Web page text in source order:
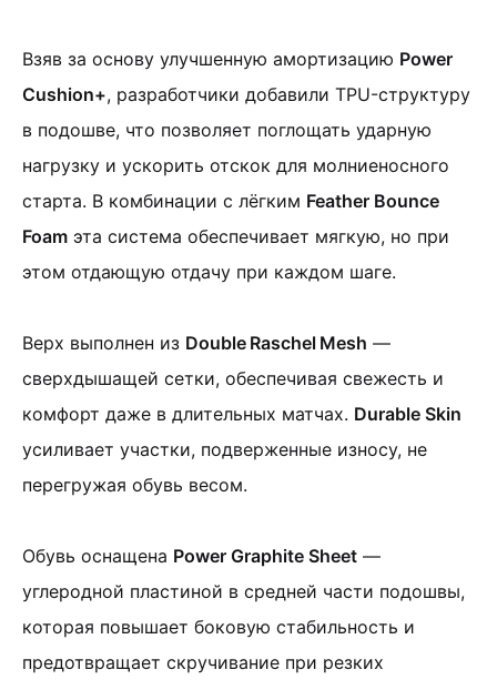
Взяв за основу улучшенную амортизацию Power
Cushion+, разработчики добавили TPU-структуру
в подошве, что позволяет поглощать ударную
нагрузку и ускорить отскок для молниеносного
старта. В комбинации с лёгким Feather Bounce
Foam эта система обеспечивает мягкую, но при
этом отдающую отдачу при каждом шаге.
Верх выполнен из Double Raschel Mesh —
сверхдышащей сетки, обеспечивая свежесть и
комфорт даже в длительных матчах. Durable Skin
усиливает участки, подверженные износу, не
перегружая обувь весом.
Обувь оснащена Power Graphite Sheet —
углеродной пластиной в средней части подошвы,
которая повышает боковую стабильность и
предотвращает скручивание при резких